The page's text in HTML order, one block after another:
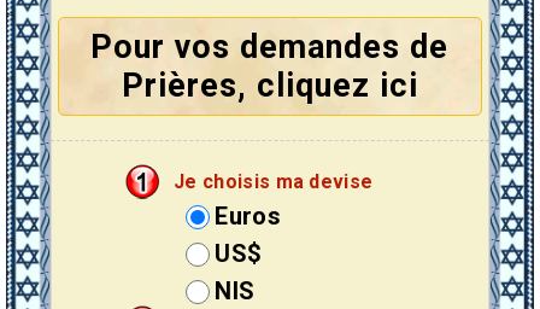
Pour vos demandes de
Prières, cliquez ici
Je choisis ma devise
Euros
US$
NIS